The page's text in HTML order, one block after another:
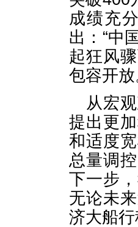
成绩充
出：“中
起狂风
包容开放
从宏
提出更
和适度
总量调
下一步
无论未
济大船行